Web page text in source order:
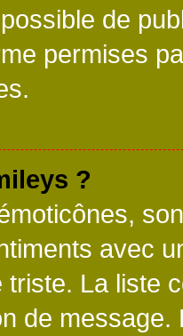
de
permises
?
avec
triste. La liste
de